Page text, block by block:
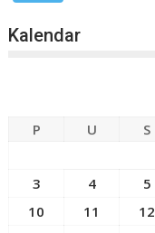
Kalendar
P U S
3
4 5
10
11 12